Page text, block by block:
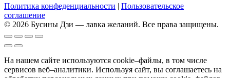
Политика конфеденциальности | Пользовательское
соглашение
© 2026 Бусины Дзи — лавка желаний. Все права защищены.
На нашем сайте используются cookie–файлы, в том числе
сервисов веб–аналитики. Используя сайт, вы соглашаетесь на